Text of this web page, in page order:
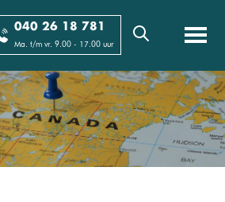
040 26 18 781
Ma. t/m vr. 9.00 - 17.00 uur